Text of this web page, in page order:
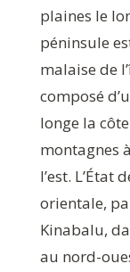
plaines le
péninsule
malaise de
composé
longe la
montagnes
l’est. L’État
orientale,
Kinabalu,
au nord-